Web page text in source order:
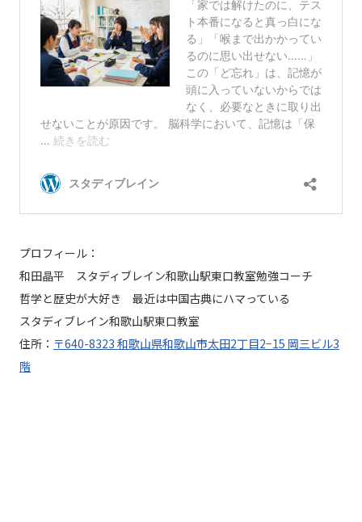
プロフィール：
和田晶平 スタディブレイン和歌山駅東口教室勉強コーチ
哲学と歴史が大好き 最近は中国古典にハマっている
スタディブレイン和歌山駅東口教室
住所： 〒640-8323 和歌山県和歌山市太田2丁目2−15 岡三ビル3
階